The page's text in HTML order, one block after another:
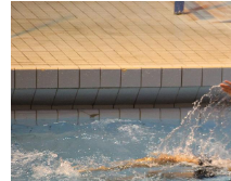
Les activités proposées
La Compétition
La vie du club
Inscriptions et tarifs